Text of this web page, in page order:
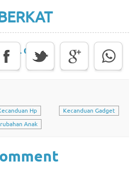
S. Candy
Hp
Kecanduan Gadget
Anak